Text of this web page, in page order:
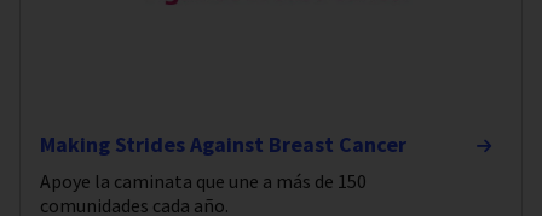
Making Strides Against Breast Cancer
Apoye la caminata que une a más de 150
comunidades cada año.